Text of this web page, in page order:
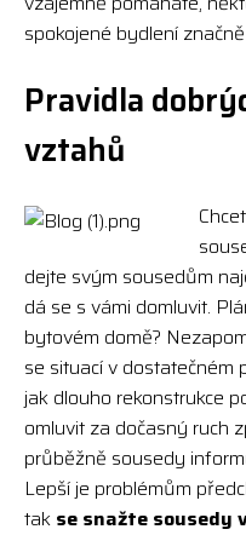
spokojené bydlení
Pravidla
vztahů
dejte svým sousedům
dá se s vámi domluvit.
bytovém domě?
se situací v dostatečném
jak dlouho rekonstrukce
omluvit za dočasný ruch
průběžně sousedy
Lepší je problémům
tak se snažte sousedy